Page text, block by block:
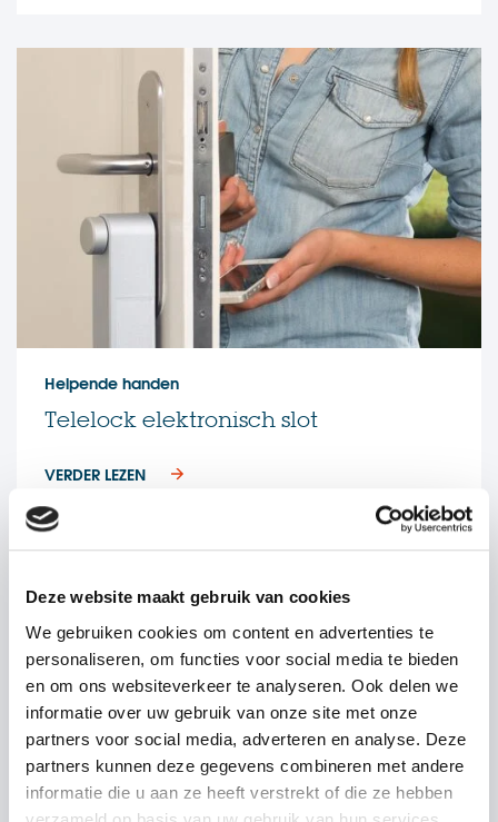
Deze website maakt gebruik van cookies
We gebruiken cookies om content en advertenties te
personaliseren, om functies voor social media te bieden
en om ons websiteverkeer te analyseren. Ook delen we
informatie over uw gebruik van onze site met onze
partners voor social media, adverteren en analyse. Deze
partners kunnen deze gegevens combineren met andere
informatie die u aan ze heeft verstrekt of die ze hebben
Helpende handen
Telelock elektronisch slot
VERDER LEZEN